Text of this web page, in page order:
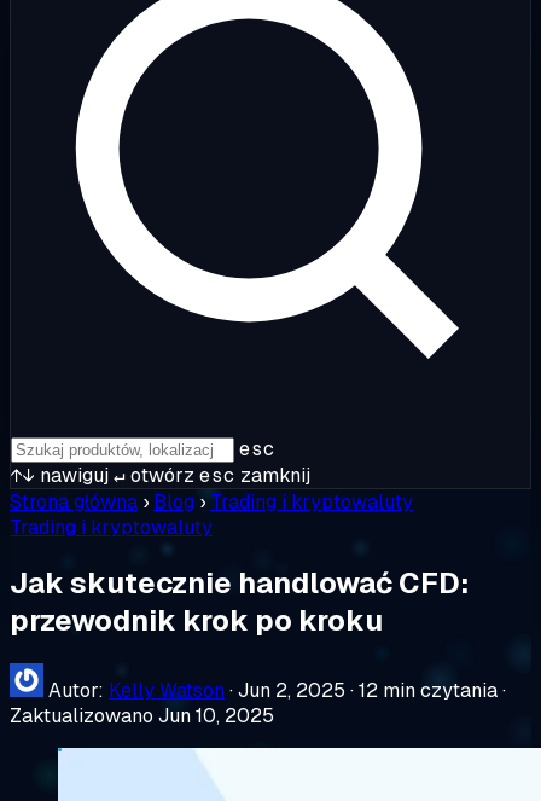
esc
↑↓ nawiguj↵otwórz esc zamknij
Strona główna › Blog › Trading i kryptowaluty
Trading i kryptowaluty
Jak skutecznie handlować CFD:
przewodnik krok po kroku
Autor: Kelly Watson ·Jun 2, 2025 ·12 min czytania·
Zaktualizowano Jun 10, 2025